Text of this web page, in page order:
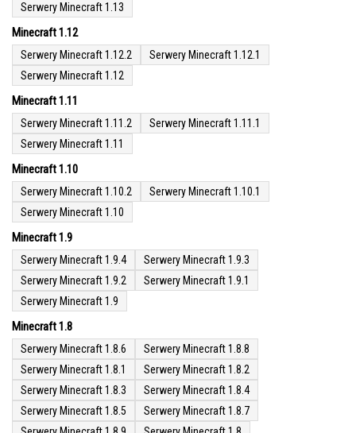
Serwery Minecraft 1.13
Minecraft 1.12
Serwery Minecraft 1.12.2
Serwery Minecraft 1.12.1
Serwery Minecraft 1.12
Minecraft 1.11
Serwery Minecraft 1.11.2
Serwery Minecraft 1.11.1
Serwery Minecraft 1.11
Minecraft 1.10
Serwery Minecraft 1.10.2
Serwery Minecraft 1.10.1
Serwery Minecraft 1.10
Minecraft 1.9
Serwery Minecraft 1.9.4
Serwery Minecraft 1.9.3
Serwery Minecraft 1.9.2
Serwery Minecraft 1.9.1
Serwery Minecraft 1.9
Minecraft 1.8
Serwery Minecraft 1.8.6
Serwery Minecraft 1.8.8
Serwery Minecraft 1.8.1
Serwery Minecraft 1.8.2
Serwery Minecraft 1.8.3
Serwery Minecraft 1.8.4
Serwery Minecraft 1.8.5
Serwery Minecraft 1.8.7